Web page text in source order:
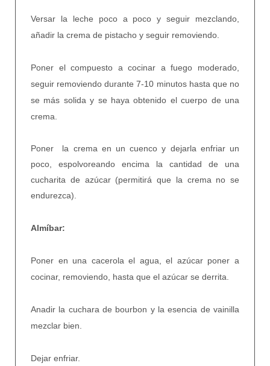
Versar la leche poco a poco y seguir mezclando,
añadir la crema de pistacho y seguir removiendo.
Poner el compuesto a cocinar a fuego moderado,
seguir removiendo durante 7-10 minutos hasta que no
se más solida y se haya obtenido el cuerpo de una
crema.
Poner la crema en un cuenco y dejarla enfriar un
poco, espolvoreando encima la cantidad de una
cucharita de azúcar (permitirá que la crema no se
endurezca).
Almíbar:
Poner en una cacerola el agua, el azúcar poner a
cocinar, removiendo, hasta que el azúcar se derrita.
Anadir la cuchara de bourbon y la esencia de vainilla
mezclar bien.
Dejar enfriar.